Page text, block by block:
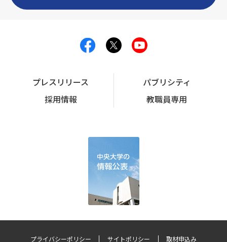
プレスリリース
パブリシティ
採用情報
教職員専用
プライバシーポリシー サイトポリシー 取材申込み